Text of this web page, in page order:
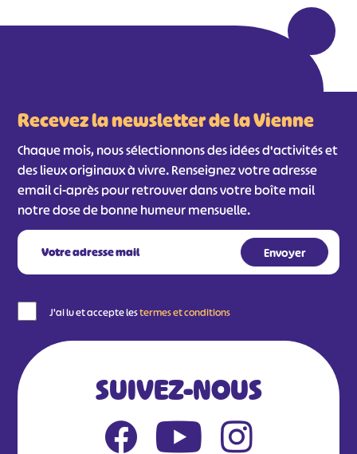
Recevez la newsletter de la Vienne
Chaque mois, nous sélectionnons des idées d'activités et
des lieux originaux à vivre. Renseignez votre adresse
email ci-après pour retrouver dans votre boîte mail
notre dose de bonne humeur mensuelle.
J'ai lu et accepte lestermes et conditions
SUIVEZ-NOUS